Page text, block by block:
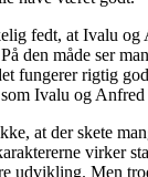
fedt, at Ivalu
den måde ser
fungerer rigtig
Ivalu og Anfred
at der skete
virker
udvikling. Men